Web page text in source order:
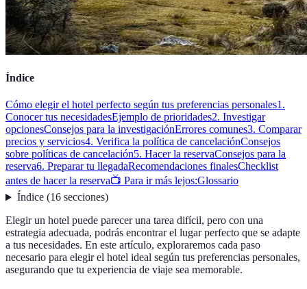
Índice
Cómo elegir el hotel perfecto según tus preferencias personales1.
Conocer tus necesidadesEjemplo de prioridades2. Investigar
opcionesConsejos para la investigaciónErrores comunes3. Comparar
precios y servicios4. Verifica la política de cancelaciónConsejos
sobre políticas de cancelación5. Hacer la reservaConsejos para la
reserva6. Preparar tu llegadaRecomendaciones finalesChecklist
antes de hacer la reserva📺 Para ir más lejos:Glossario
Índice(16 secciones)
Elegir un hotel puede parecer una tarea difícil, pero con una
estrategia adecuada, podrás encontrar el lugar perfecto que se adapte
a tus necesidades. En este artículo, exploraremos cada paso
necesario para elegir el hotel ideal según tus preferencias personales,
asegurando que tu experiencia de viaje sea memorable.